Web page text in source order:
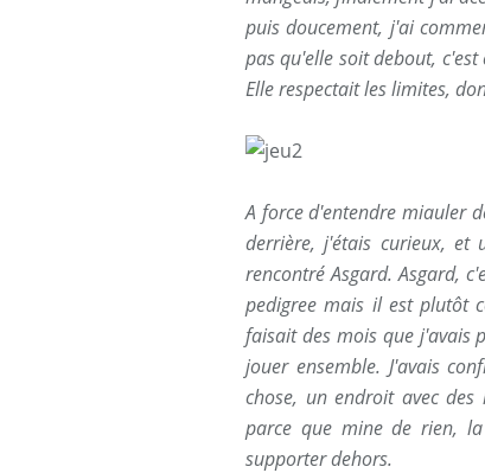
puis doucement, j'ai
pas qu'elle soit debout,
Elle respectait les limites,
A force d'entendre miauler
derrière, j'étais curieux,
rencontré Asgard. Asgard,
pedigree mais il est plutôt
faisait des mois que j'avais
jouer ensemble. J'avais
chose, un endroit avec
parce que mine de rien,
supporter dehors.